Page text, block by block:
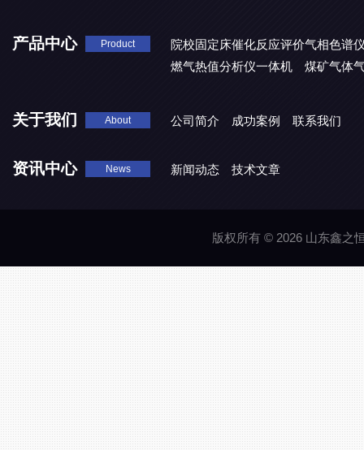
产品中心 Product
院校固定床催化反应评价气相色谱
燃气热值分析仪一体机
煤矿气体
关于我们 About 公司简介 成功案例 联系我们
资讯中心 News 新闻动态 技术文章
版权所有 © 2026 山东鑫之